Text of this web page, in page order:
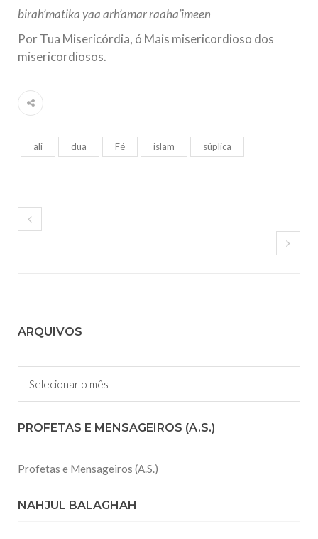
birah’matika yaa arh’amar raaha’imeen
Por Tua Misericórdia, ó Mais misericordioso dos
misericordiosos.
ali dua Fé islam súplica
ARQUIVOS
Arquivos
PROFETAS E MENSAGEIROS (A.S.)
Profetas e Mensageiros (A.S.)
NAHJUL BALAGHAH